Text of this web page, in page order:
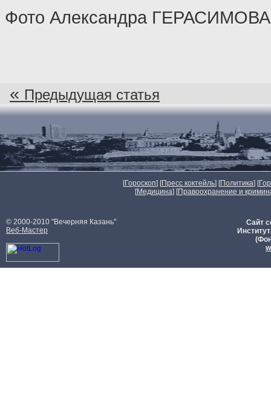
Фото Александра
« Предыдущая статья
[Гороскоп] [Пресс коктейль] [Политика] [
[Медицина] [Правоохранение и
© 2000-2010 "Вечерняя Казань"
Веб-Мастер
Сайт